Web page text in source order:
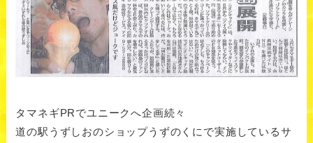
タマネギPRでユニークへ企画続々
道の駅うずしおのショップうずのくにで実施しているサ